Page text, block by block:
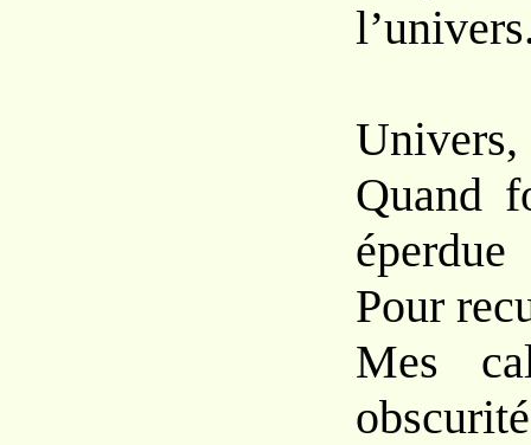
Univers,
Quand
éperdue
Pour
Mes
obscurité